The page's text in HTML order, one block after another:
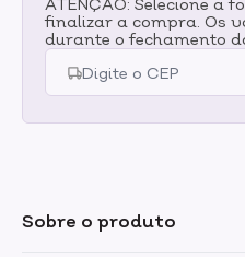
selam as cutículas
o chuveiro e ajuda no
umidade.MODO DE USO
e massageie suavemente
espuma.Enxágue bem e,
aplicação.
ATENÇÃO: Selecione a
finalizar a compra. Os
durante o fechamento
Sobre o produto